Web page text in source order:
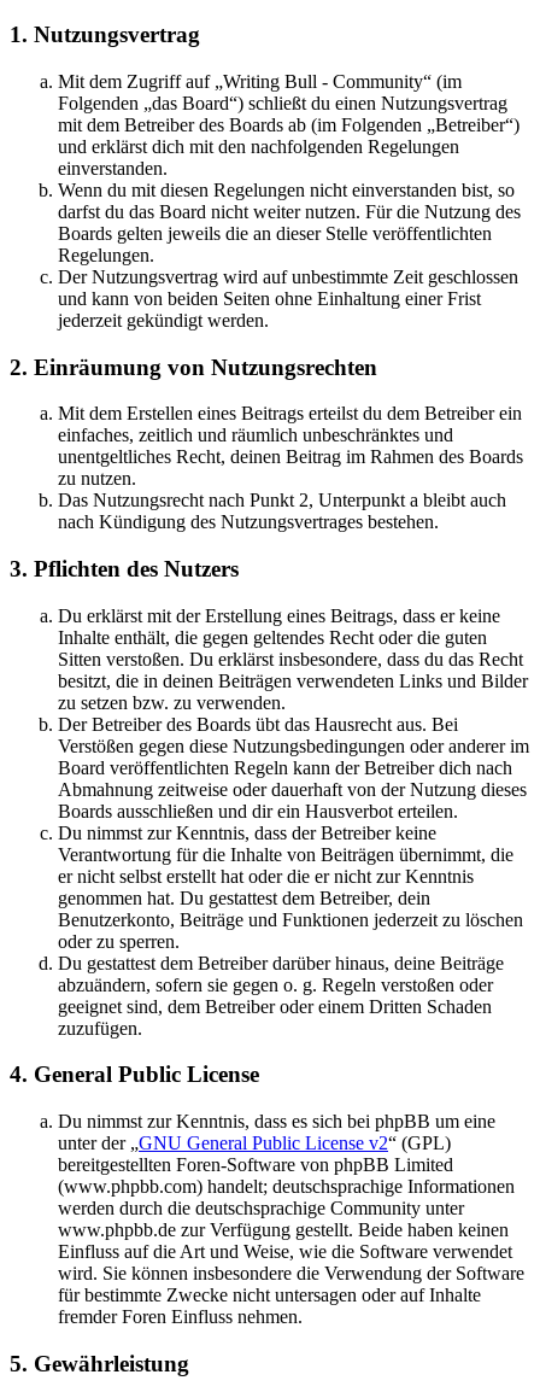
1. Nutzungsvertrag
Mit dem Zugriff auf „Writing Bull - Community“ (im
Folgenden „das Board“) schließt du einen Nutzungsvertrag
mit dem Betreiber des Boards ab (im Folgenden „Betreiber“)
und erklärst dich mit den nachfolgenden Regelungen
einverstanden.
Wenn du mit diesen Regelungen nicht einverstanden bist, so
darfst du das Board nicht weiter nutzen. Für die Nutzung des
Boards gelten jeweils die an dieser Stelle veröffentlichten
Regelungen.
Der Nutzungsvertrag wird auf unbestimmte Zeit geschlossen
und kann von beiden Seiten ohne Einhaltung einer Frist
jederzeit gekündigt werden.
2. Einräumung von Nutzungsrechten
Mit dem Erstellen eines Beitrags erteilst du dem Betreiber ein
einfaches, zeitlich und räumlich unbeschränktes und
unentgeltliches Recht, deinen Beitrag im Rahmen des Boards
zu nutzen.
Das Nutzungsrecht nach Punkt 2, Unterpunkt a bleibt auch
nach Kündigung des Nutzungsvertrages bestehen.
3. Pflichten des Nutzers
Du erklärst mit der Erstellung eines Beitrags, dass er keine
Inhalte enthält, die gegen geltendes Recht oder die guten
Sitten verstoßen. Du erklärst insbesondere, dass du das Recht
besitzt, die in deinen Beiträgen verwendeten Links und Bilder
zu setzen bzw. zu verwenden.
Der Betreiber des Boards übt das Hausrecht aus. Bei
Verstößen gegen diese Nutzungsbedingungen oder anderer im
Board veröffentlichten Regeln kann der Betreiber dich nach
Abmahnung zeitweise oder dauerhaft von der Nutzung dieses
Boards ausschließen und dir ein Hausverbot erteilen.
Du nimmst zur Kenntnis, dass der Betreiber keine
Verantwortung für die Inhalte von Beiträgen übernimmt, die
er nicht selbst erstellt hat oder die er nicht zur Kenntnis
genommen hat. Du gestattest dem Betreiber, dein
Benutzerkonto, Beiträge und Funktionen jederzeit zu löschen
oder zu sperren.
Du gestattest dem Betreiber darüber hinaus, deine Beiträge
abzuändern, sofern sie gegen o. g. Regeln verstoßen oder
geeignet sind, dem Betreiber oder einem Dritten Schaden
zuzufügen.
4. General Public License
Du nimmst zur Kenntnis, dass es sich bei phpBB um eine
unter der „GNU General Public License v2“ (GPL)
bereitgestellten Foren-Software von phpBB Limited
(www.phpbb.com) handelt; deutschsprachige Informationen
werden durch die deutschsprachige Community unter
www.phpbb.de zur Verfügung gestellt. Beide haben keinen
Einfluss auf die Art und Weise, wie die Software verwendet
wird. Sie können insbesondere die Verwendung der Software
für bestimmte Zwecke nicht untersagen oder auf Inhalte
fremder Foren Einfluss nehmen.
5. Gewährleistung